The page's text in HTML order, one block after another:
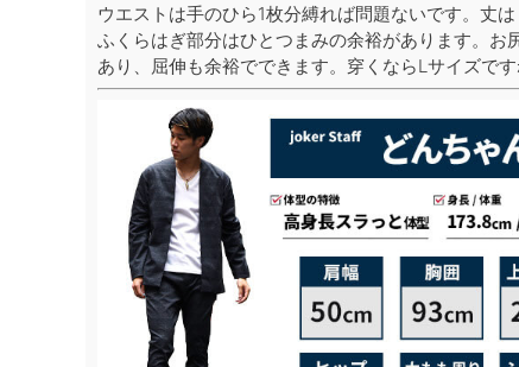
ウエストは手のひら1枚分縛れば問題ないです。丈
ふくらはぎ部分はひとつまみの余裕があります。お
あり、屈伸も余裕でできます。穿くならLサイズです